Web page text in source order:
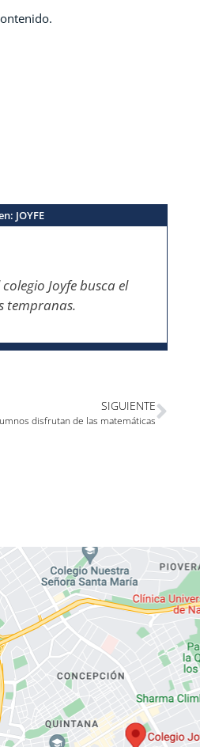
JOYFE
Joyfe busca el
tempranas.
SIGUIENTE
disfrutan de las matemáticas